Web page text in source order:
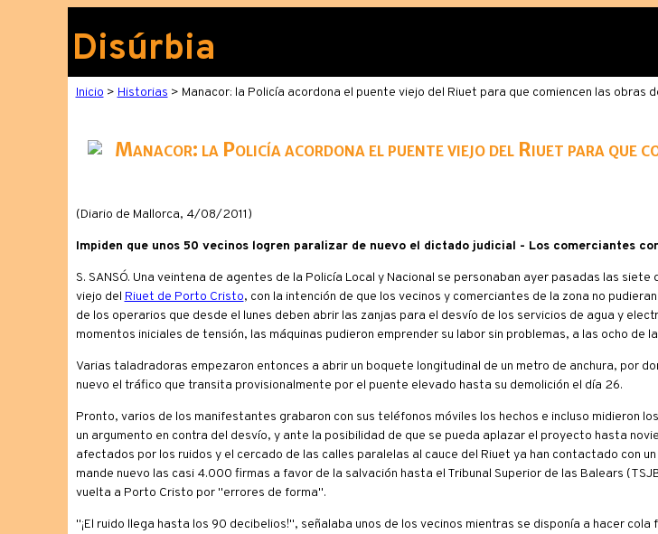
Disúrbia
Inicio > Historias > Manacor: la Policía acordona el puente viejo del Riuet para que comiencen las obras
Manacor: la Policía acordona el puente viejo del Riuet para que
(Diario de Mallorca, 4/08/2011)
Impiden que unos 50 vecinos logren paralizar de nuevo el dictado judicial - Los comerciantes
S. SANSÓ. Una veintena de agentes de la Policía Local y Nacional se personaban ayer pasadas las
viejo del Riuet de Porto Cristo, con la intención de que los vecinos y comerciantes de la zona no
de los operarios que desde el lunes deben abrir las zanjas para el desvío de los servicios de agua y
momentos iniciales de tensión, las máquinas pudieron emprender su labor sin problemas, a las ocho de
Varias taladradoras empezaron entonces a abrir un boquete longitudinal de un metro de anchura, por
nuevo el tráfico que transita provisionalmente por el puente elevado hasta su demolición el día 26.
Pronto, varios de los manifestantes grabaron con sus teléfonos móviles los hechos e incluso midieron
un argumento en contra del desvío, y ante la posibilidad de que se pueda aplazar el proyecto hasta
afectados por los ruidos y el cercado de las calles paralelas al cauce del Riuet ya han contactado con
mande nuevo las casi 4.000 firmas a favor de la salvación hasta el Tribunal Superior de las Balears
vuelta a Porto Cristo por "errores de forma".
"¡El ruido llega hasta los 90 decibelios!", señalaba unos de los vecinos mientras se disponía a hacer